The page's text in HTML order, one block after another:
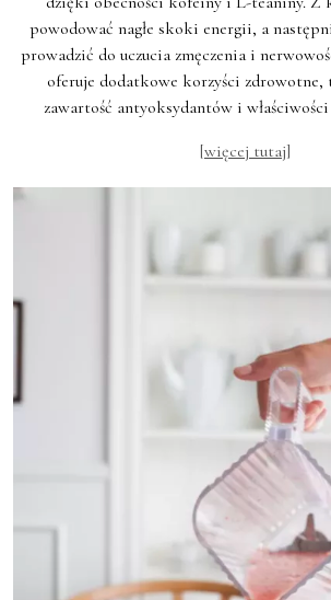
powodować nagłe skoki energii, a
prowadzić do uczucia zmęczenia i
oferuje dodatkowe korzyści zdrowotne,
zawartość antyoksydantów i
[więcej tutaj]